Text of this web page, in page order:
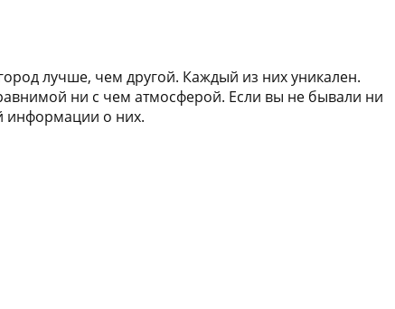
лучше, чем другой. Каждый из них уникален.
ни с чем атмосферой. Если вы не бывали ни
информации о них.